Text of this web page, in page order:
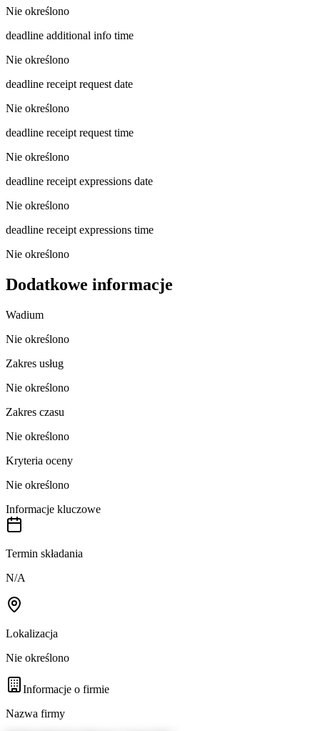
Nie określono
deadline additional info time
Nie określono
deadline receipt request date
Nie określono
deadline receipt request time
Nie określono
deadline receipt expressions date
Nie określono
deadline receipt expressions time
Nie określono
Dodatkowe informacje
Wadium
Nie określono
Zakres usług
Nie określono
Zakres czasu
Nie określono
Kryteria oceny
Nie określono
Informacje kluczowe
Termin składania
N/A
Lokalizacja
Nie określono
Informacje o firmie
Nazwa firmy